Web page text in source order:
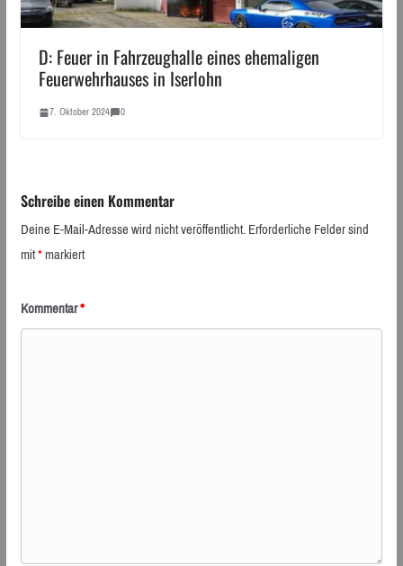
D: Feuer in Fahrzeughalle eines ehemaligen
Feuerwehrhauses in Iserlohn
7. Oktober 2024 0
Schreibe einen Kommentar
Deine E-Mail-Adresse wird nicht veröffentlicht.Erforderliche Felder sind
mit*markiert
Kommentar*